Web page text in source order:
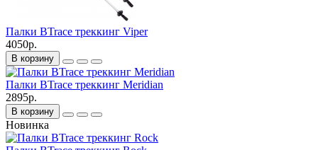
Палки BTrace треккинг Viper
4050р.
В корзину
Палки BTrace треккинг Meridian
2895р.
В корзину
Новинка